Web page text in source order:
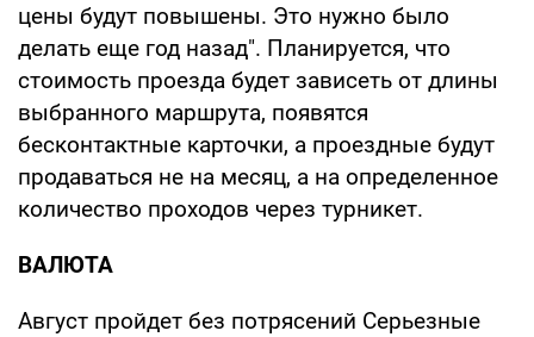
цены будут повышены. Это нужно было
делать еще год назад". Планируется, что
стоимость проезда будет зависеть от длины
выбранного маршрута, появятся
бесконтактные карточки, а проездные будут
продаваться не на месяц, а на определенное
количество проходов через турникет.
ВАЛЮТА
Август пройдет без потрясений Серьезные